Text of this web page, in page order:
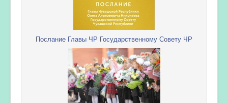
Послание Главы ЧР Государственному Совету ЧР